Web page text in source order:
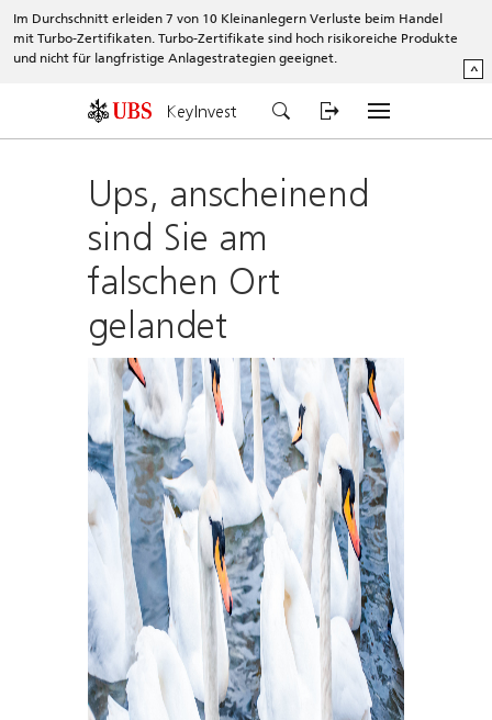
Im Durchschnitt erleiden 7 von 10 Kleinanlegern Verluste beim Handel
mit Turbo-Zertifikaten. Turbo-Zertifikate sind hoch risikoreiche Produkte
und nicht für langfristige Anlagestrategien geeignet.
^
KeyInvest
Ups, anscheinend
sind Sie am
falschen Ort
gelandet